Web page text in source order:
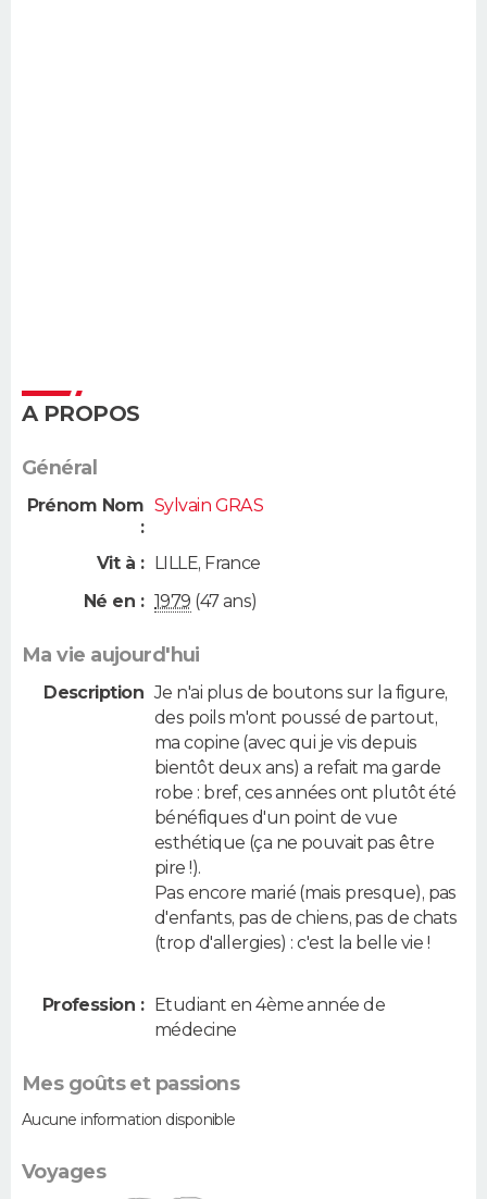
A PROPOS
Général
Prénom Nom
:
Sylvain GRAS
Vit à : LILLE, France
Né en : 1979 (47 ans)
Ma vie aujourd'hui
Description Je n'ai plus de boutons sur la figure,
des poils m'ont poussé de partout,
ma copine (avec qui je vis depuis
bientôt deux ans) a refait ma garde
robe : bref, ces années ont plutôt été
bénéfiques d'un point de vue
esthétique (ça ne pouvait pas être
pire !).
Pas encore marié (mais presque), pas
d'enfants, pas de chiens, pas de chats
(trop d'allergies) : c'est la belle vie !
Profession :
Etudiant en 4ème année de
médecine
Mes goûts et passions
Aucune information disponible
Voyages